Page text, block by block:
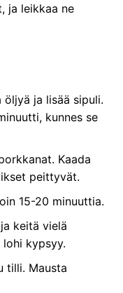
ja leikkaa ne
öljyä ja lisää sipuli.
kunnes se
Kaada
peittyvät.
15-20 minuuttia.
keitä vielä
lohi kypsyy.
tilli. Mausta